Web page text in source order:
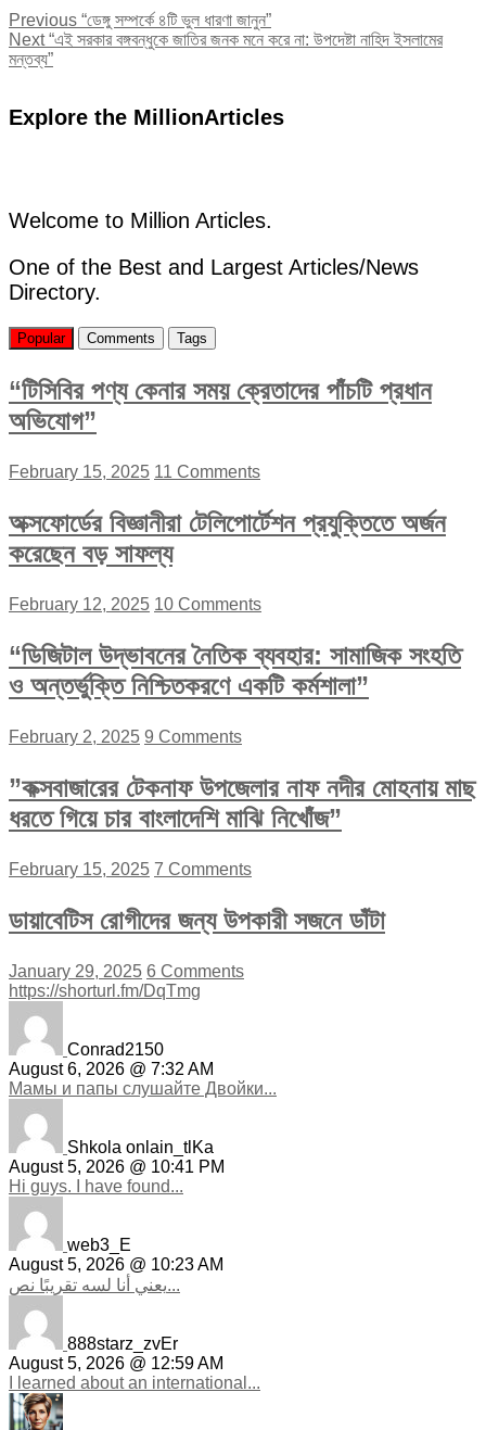
Post
navigation
Previous Previous
post:
“ডেঙ্গু সম্পর্কে ৪টি ভুল ধারণা জানুন”
Next Next
post:
“এই সরকার বঙ্গবন্ধুকে জাতির জনক মনে করে না: উপদেষ্টা নাহিদ ইসলামের
মন্তব্য”
Explore the MillionArticles
Welcome to Million Articles.
One of the Best and Largest Articles/News
Directory.
Popular Comments Tags
“টিসিবির পণ্য কেনার সময় ক্রেতাদের পাঁচটি প্রধান
অভিযোগ”
February 15, 2025 11 Comments
অক্সফোর্ডের বিজ্ঞানীরা টেলিপোর্টেশন প্রযুক্তিতে অর্জন
করেছেন বড় সাফল্য
February 12, 2025 10 Comments
“ডিজিটাল উদ্ভাবনের নৈতিক ব্যবহার: সামাজিক সংহতি
ও অন্তর্ভুক্তি নিশ্চিতকরণে একটি কর্মশালা”
February 2, 2025 9 Comments
”কক্সবাজারের টেকনাফ উপজেলার নাফ নদীর মোহনায় মাছ
ধরতে গিয়ে চার বাংলাদেশি মাঝি নিখোঁজ”
February 15, 2025 7 Comments
ডায়াবেটিস রোগীদের জন্য উপকারী সজনে ডাঁটা
January 29, 2025 6 Comments
https://shorturl.fm/DqTmg
Conrad2150
August 6, 2026 @ 7:32 AM
Мамы и папы слушайте Двойки...
Shkola onlain_tlKa
August 5, 2026 @ 10:41 PM
Hi guys. I have found...
web3_E
August 5, 2026 @ 10:23 AM
يعني أنا لسه تقريبًا نص...
888starz_zvEr
August 5, 2026 @ 12:59 AM
I learned about an international...